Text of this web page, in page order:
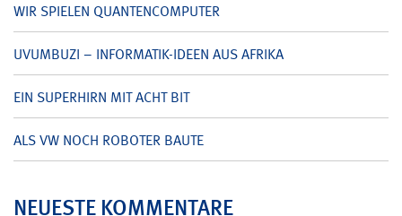
WIR SPIELEN QUANTENCOMPUTER
UVUMBUZI – INFORMATIK-IDEEN AUS AFRIKA
EIN SUPERHIRN MIT ACHT BIT
ALS VW NOCH ROBOTER BAUTE
NEUESTE KOMMENTARE